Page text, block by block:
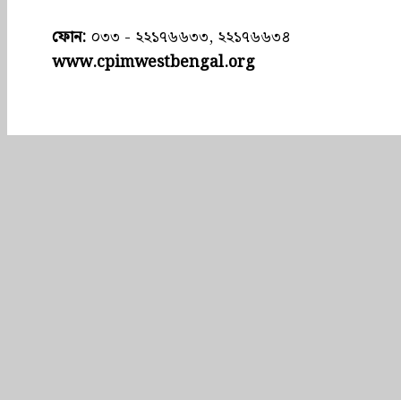
ফোন: ০৩৩ - ২২১৭৬৬৩৩, ২২১৭৬৬৩৪
www.cpimwestbengal.org